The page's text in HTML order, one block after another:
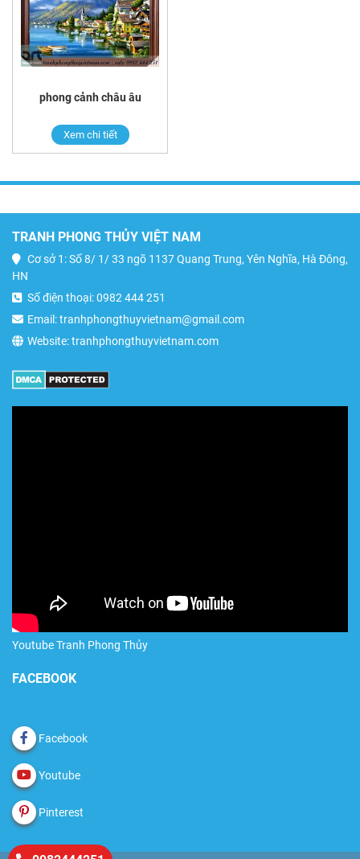
phong cảnh châu âu
Xem chi tiết
TRANH PHONG THỦY VIỆT NAM
Cơ sở 1: Số 8/ 1/ 33 ngõ 1137 Quang Trung, Yên Nghĩa, Hà Đông,
HN
Số điện thoại: 0982 444 251
Email: tranhphongthuyvietnam@gmail.com
Website: tranhphongthuyvietnam.com
Youtube Tranh Phong Thủy
FACEBOOK
Facebook
Youtube
Pinterest